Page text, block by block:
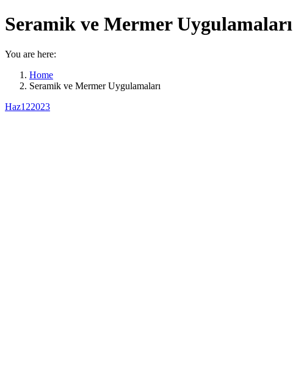
Seramik ve Mermer Uygulamaları
You are here:
Home
Seramik ve Mermer Uygulamaları
Haz122023